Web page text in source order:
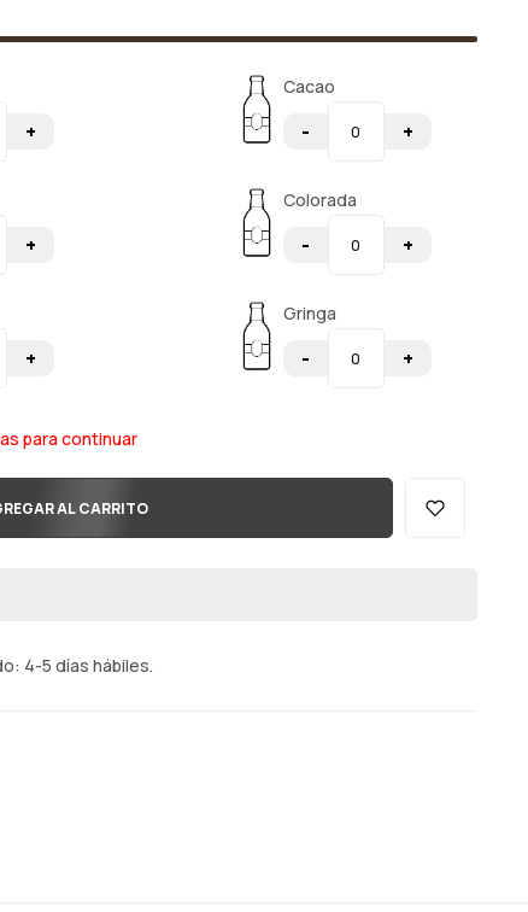
+
Cacao
- +
+
Colorada
- +
+
Gringa
- +
para continuar
AL CARRITO
4-5 días hábiles.